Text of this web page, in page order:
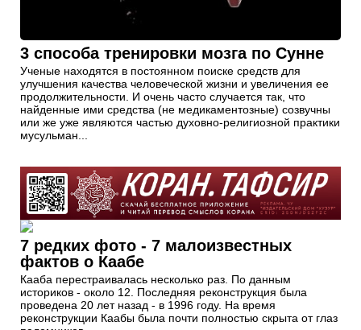
3 способа тренировки мозга по Сунне
Ученые находятся в постоянном поиске средств для
улучшения качества человеческой жизни и увеличения ее
продолжительности. И очень часто случается так, что
найденные ими средства (не медикаментозные) созвучны
или же уже являются частью духовно-религиозной практики
мусульман...
7 редких фото - 7 малоизвестных
фактов о Каабе
Кааба перестраивалась несколько раз. По данным
историков - около 12. Последняя реконструкция была
проведена 20 лет назад - в 1996 году. На время
реконструкции Каабы была почти полностью скрыта от глаз